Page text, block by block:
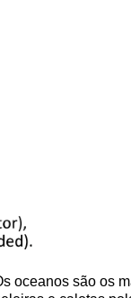
oceanos são os